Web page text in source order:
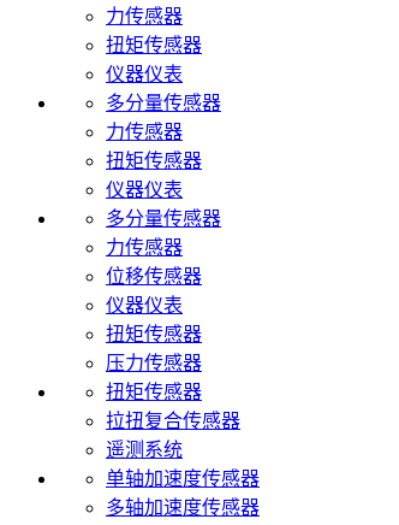
力传感器
扭矩传感器
仪器仪表
多分量传感器
力传感器
扭矩传感器
仪器仪表
多分量传感器
力传感器
位移传感器
仪器仪表
扭矩传感器
压力传感器
扭矩传感器
拉扭复合传感器
遥测系统
单轴加速度传感器
多轴加速度传感器